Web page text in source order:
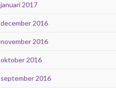
januari 2017
december 2016
november 2016
oktober 2016
september 2016